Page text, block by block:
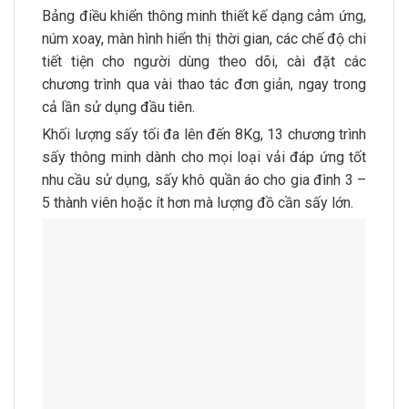
Bảng điều khiển thông minh thiết kế dạng cảm ứng,
núm xoay, màn hình hiển thị thời gian, các chế độ chi
tiết tiện cho người dùng theo dõi, cài đặt các
chương trình qua vài thao tác đơn giản, ngay trong
cả lần sử dụng đầu tiên.
Khối lượng sấy tối đa lên đến 8Kg, 13 chương trình
sấy thông minh dành cho mọi loại vải đáp ứng tốt
nhu cầu sử dụng, sấy khô quần áo cho gia đình 3 –
5 thành viên hoặc ít hơn mà lượng đồ cần sấy lớn.